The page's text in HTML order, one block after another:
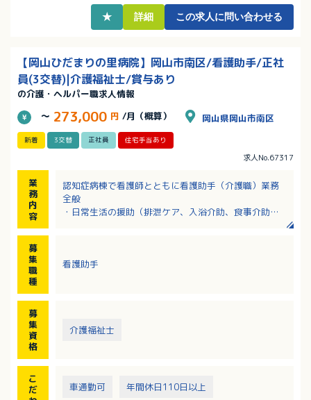
★ 詳細 この求人に問い合わせる
【岡山ひだまりの里病院】岡山市南区/看護助手/正社
員(3交替)|介護福祉士/賞与あり
の介護・ヘルパー職求人情報
～ 273,000 円 /月（概算） 岡山県岡山市南区
新着 3交替 正社員 住宅手当あり
求人No.67317
業
務
内
容
認知症病棟で看護師とともに看護助手（介護職）業務
全般
・日常生活の援助（排泄ケア、入浴介助、食事介助）
3階病棟：認知症治療病棟入院料1（60床）、
募
集
職
種
看護助手
募
集
資
格
介護福祉士
こ
だ
車通勤可 年間休日110日以上